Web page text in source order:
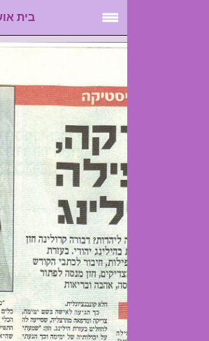
בית אושר-המרכז